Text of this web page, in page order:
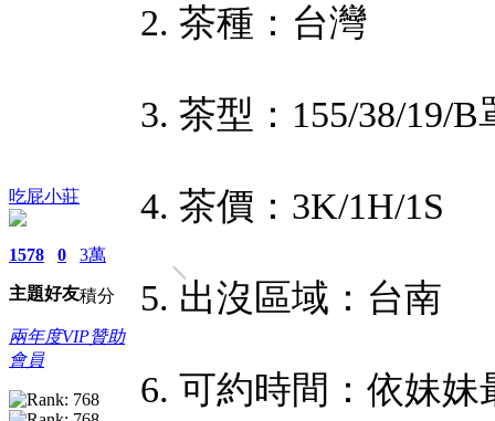
吃屁小莊
1578
主題
0
好友
3萬
積分
兩年度VIP贊助
會員
2. 茶種：台灣
3. 茶型：155/38/19/B
4. 茶價：3K/1H/1S
5. 出沒區域：台南
6. 可約時間：依妹妹